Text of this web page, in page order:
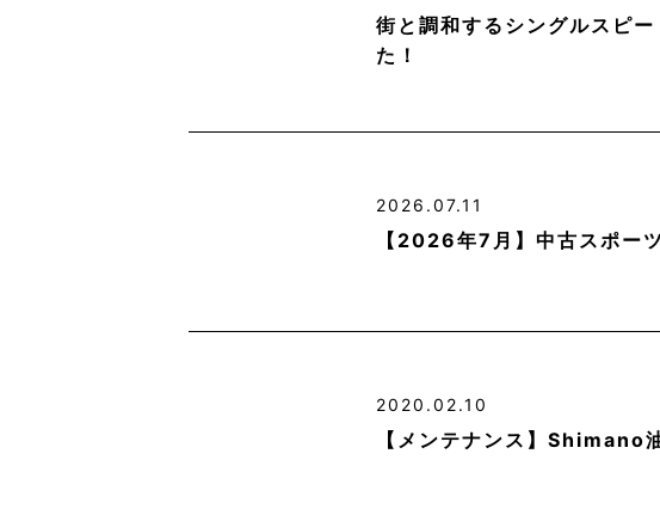
街と調和するシングルスピ
た！
2026.07.11
【2026年7月】中古スポー
2020.02.10
【メンテナンス】Shimano